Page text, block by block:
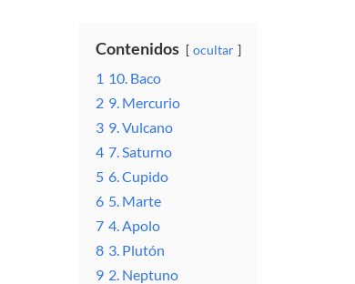
Contenidos ocultar
1 10. Baco
2 9. Mercurio
3 9. Vulcano
4 7. Saturno
5 6. Cupido
6 5. Marte
7 4. Apolo
8 3. Plutón
9 2. Neptuno